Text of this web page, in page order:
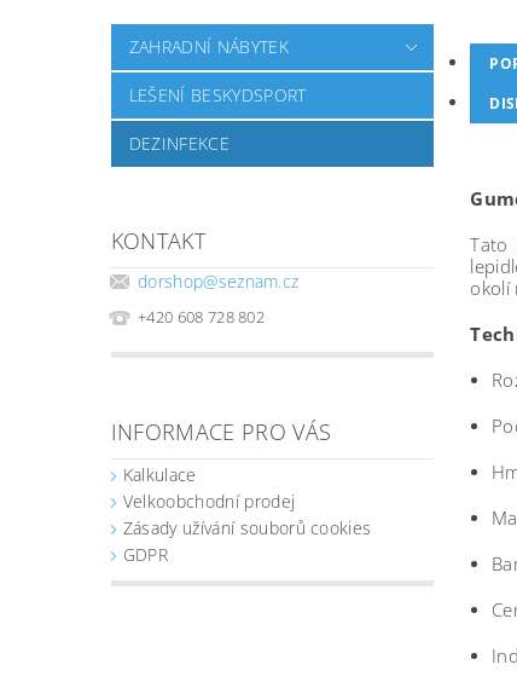
ZAHRADNÍ NÁBYTEK
LEŠENÍ BESKYDSPORT
DEZINFEKCE
KONTAKT
dorshop@seznam.cz
+420 608 728 802
INFORMACE PRO VÁS
Kalkulace
Velkoobchodní prodej
Zásady užívání souborů cookies
GDPR
Tato
okolí